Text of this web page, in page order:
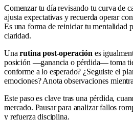
Comenzar tu día revisando tu curva de
ajusta expectativas y recuerda operar
Es una forma de reiniciar tu mentalidad
claridad.
Unarutina post-operación es
posición —ganancia o pérdida— toma
conforme a lo esperado? ¿Seguiste el
emociones? Anota observaciones
Este paso es clave tras una pérdida,
mercado. Pausar para analizar fallos
y refuerza disciplina.